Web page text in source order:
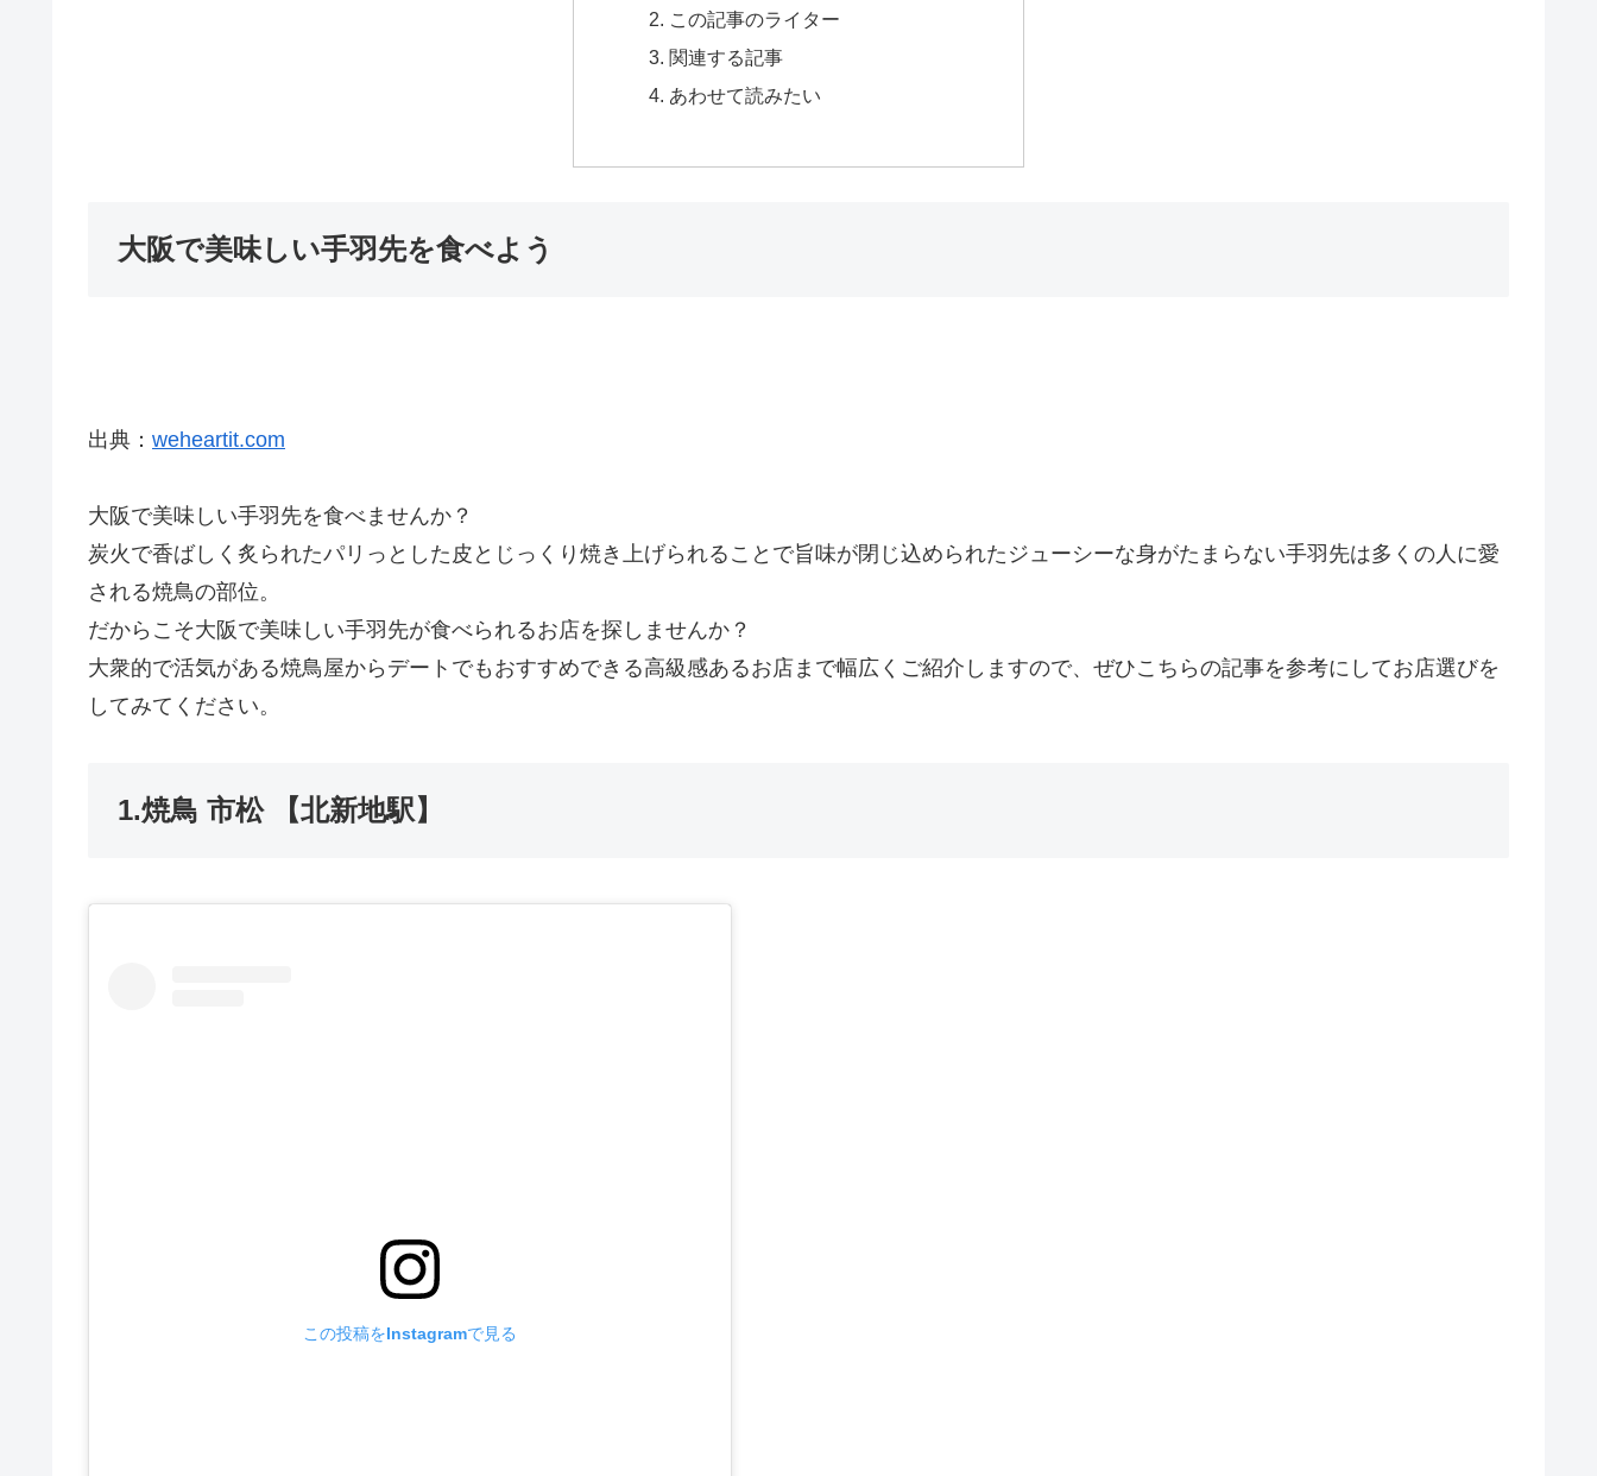
この記事のライター
関連する記事
あわせて読みたい
大阪で美味しい手羽先を食べよう
出典： weheartit.com
大阪で美味しい手羽先を食べませんか？
炭火で香ばしく炙られたパリっとした皮とじっくり焼き上げられることで旨味が閉じ込められたジューシーな身がたまらない手羽先は多くの人に愛
される焼鳥の部位。
だからこそ大阪で美味しい手羽先が食べられるお店を探しませんか？
大衆的で活気がある焼鳥屋からデートでもおすすめできる高級感あるお店まで幅広くご紹介しますので、ぜひこちらの記事を参考にしてお店選びを
してみてください。
1.焼鳥 市松 【北新地駅】
この投稿をInstagramで見る